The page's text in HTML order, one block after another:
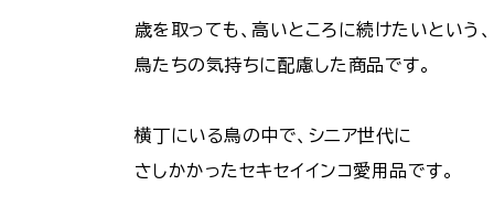
歳を取っても、高いところに続けたいという、
鳥たちの気持ちに配慮した商品です。
横丁にいる鳥の中で、シニア世代に
さしかかったセキセイインコ愛用品です。